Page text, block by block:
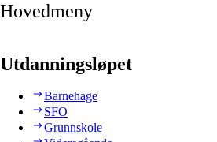
Hovedmeny
Utdanningsløpet
Barnehage
SFO
Grunnskole